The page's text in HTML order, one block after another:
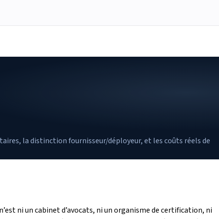
la distinction fournisseur/déployeur, et les coûts réels de
ni un cabinet d’avocats, ni un organisme de certification, ni